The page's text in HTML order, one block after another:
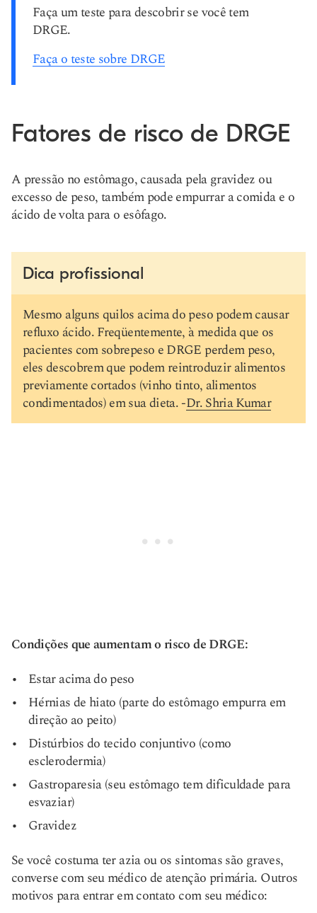
Faça um teste para descobrir se você tem
DRGE.
Faça o teste sobre DRGE
Fatores de risco de DRGE
A pressão no estômago, causada pela gravidez ou
excesso de peso, também pode empurrar a comida e o
ácido de volta para o esôfago.
Dica profissional
Mesmo alguns quilos acima do peso podem causar
refluxo ácido. Freqüentemente, à medida que os
pacientes com sobrepeso e DRGE perdem peso,
eles descobrem que podem reintroduzir alimentos
previamente cortados (vinho tinto, alimentos
condimentados) em sua dieta. -Dr. Shria Kumar
Condições que aumentam o risco de DRGE:
Estar acima do peso
Hérnias de hiato (parte do estômago empurra em
direção ao peito)
Distúrbios do tecido conjuntivo (como
esclerodermia)
Gastroparesia (seu estômago tem dificuldade para
esvaziar)
Gravidez
Se você costuma ter azia ou os sintomas são graves,
converse com seu médico de atenção primária. Outros
motivos para entrar em contato com seu médico: